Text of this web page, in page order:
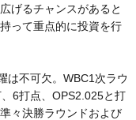
げるチャンスがあると
って重点的に投資を行
は不可欠。WBC1次ラウ
6打点、OPS2.025と打
々決勝ラウンドおよび